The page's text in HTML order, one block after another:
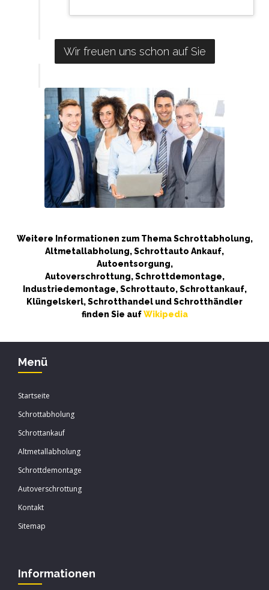
Wir freuen uns schon auf Sie
Weitere Informationen zum Thema Schrottabholung,
Altmetallabholung, Schrottauto Ankauf,
Autoentsorgung,
Autoverschrottung, Schrottdemontage,
Industriedemontage, Schrottauto, Schrottankauf,
Klüngelskerl, Schrotthandel und Schrotthändler
finden Sie aufWikipedia
Menü
Startseite
Schrottabholung
Schrottankauf
Altmetallabholung
Schrottdemontage
Autoverschrottung
Kontakt
Sitemap
Informationen